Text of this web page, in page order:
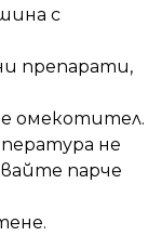
с
препарати,
омекотител.
не
парче